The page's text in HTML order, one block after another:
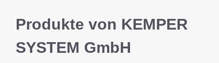
Produkte von KEMPER
SYSTEM GmbH